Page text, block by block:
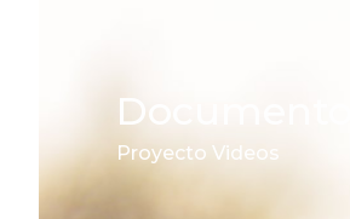
Documentos
Proyecto Videos